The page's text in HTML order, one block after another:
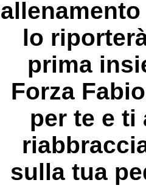
lo
prima
Forza
per te e ti
sulla tua